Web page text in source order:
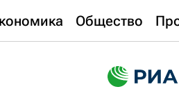
Общество